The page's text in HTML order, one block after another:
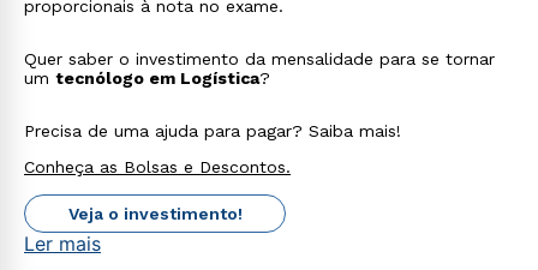
proporcionais à nota no exame.
Quer saber o investimento da mensalidade para se tornar
um tecnólogo em Logística?
Precisa de uma ajuda para pagar? Saiba mais!
Conheça as Bolsas e Descontos.
Veja o investimento!
Ler mais
Rápido e fácil
WhatsApp